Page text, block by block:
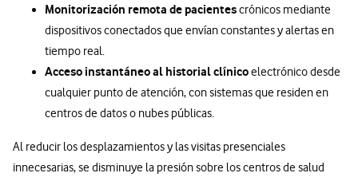
Monitorización remota de pacientescrónicos mediante
dispositivos conectados que envían constantes y alertas en
tiempo real.
Acceso instantáneo al historial clínicoelectrónico desde
cualquier punto de atención, con sistemas que residen en
centros de datos o nubes públicas.
Al reducir los desplazamientos y las visitas presenciales
innecesarias, se disminuye la presión sobre los centros de salud